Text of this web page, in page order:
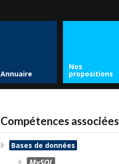
Annuaire
Nos
propositions
Compétences associées
Bases de données